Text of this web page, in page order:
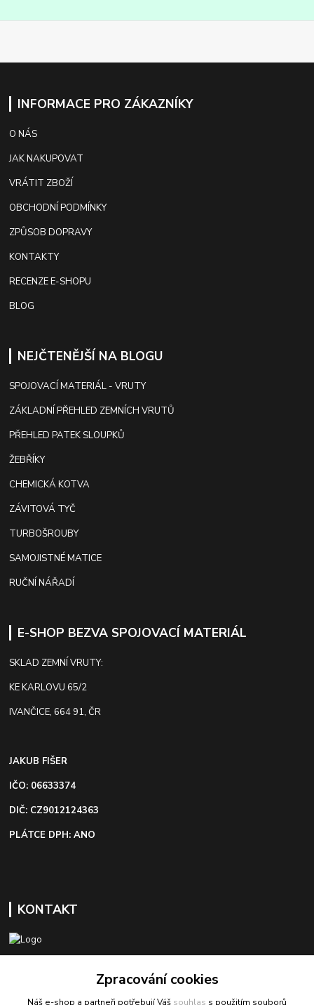
INFORMACE PRO ZÁKAZNÍKY
O NÁS
JAK NAKUPOVAT
VRÁTIT ZBOŽÍ
OBCHODNÍ PODMÍNKY
ZPŮSOB DOPRAVY
KONTAKTY
RECENZE E-SHOPU
BLOG
NEJČTENĚJŠÍ NA BLOGU
SPOJOVACÍ MATERIÁL - VRUTY
ZÁKLADNÍ PŘEHLED ZEMNÍCH VRUTŮ
PŘEHLED PATEK SLOUPKŮ
ŽEBŘÍKY
CHEMICKÁ KOTVA
ZÁVITOVÁ TYČ
TURBOŠROUBY
SAMOJISTNÉ MATICE
RUČNÍ NÁŘADÍ
E-SHOP BEZVA SPOJOVACÍ MATERIÁL
SKLAD ZEMNÍ VRUTY:
KE KARLOVU 65/2
IVANČICE, 664 91, ČR
JAKUB FIŠER
IČO: 06633374
DIČ: CZ9012124363
PLÁTCE DPH: ANO
KONTAKT
+420 603 418 822Zpracování cookies
Náš e-shop a partneři potřebují Váš souhlas s použitím souborů